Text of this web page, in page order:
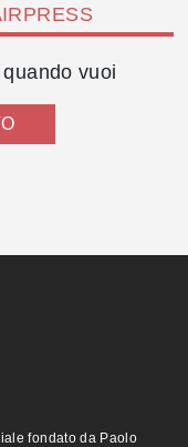
vuoi
fondato da Paolo